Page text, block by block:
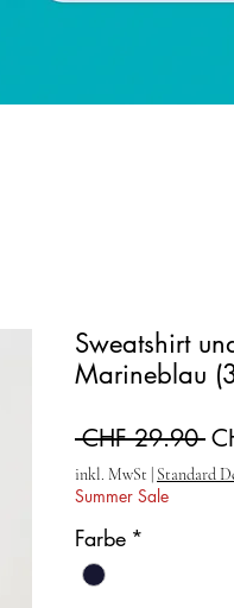
Sweatshirt
Marineblau
CHF 29.90
inkl. MwSt Standard
Summer Sale
Farbe *